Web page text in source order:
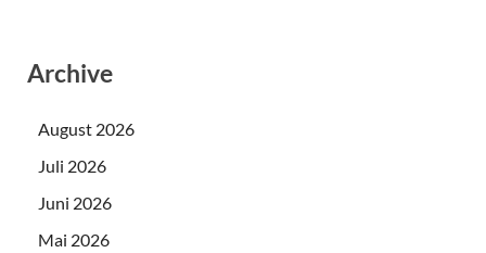
Archive
August 2026
Juli 2026
Juni 2026
Mai 2026